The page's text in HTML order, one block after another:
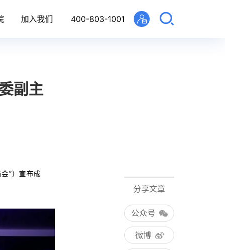
加入我们 400-803-1001
副主
”）宣布成
分享文章
公众号
微博